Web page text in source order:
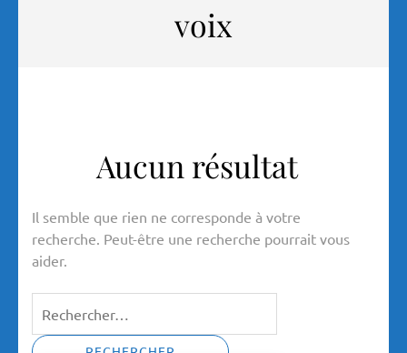
voix
Aucun résultat
Il semble que rien ne corresponde à votre
recherche. Peut-être une recherche pourrait vous
aider.